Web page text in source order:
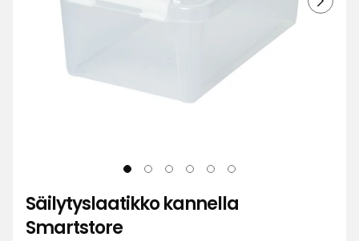
Säilytyslaatikko kannella
Smartstore